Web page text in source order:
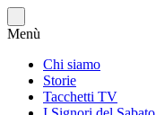
Salta
al
principale
Menù
Chi siamo
Storie
Tacchetti TV